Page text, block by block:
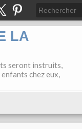
LA
seront instruits,
chez eux,